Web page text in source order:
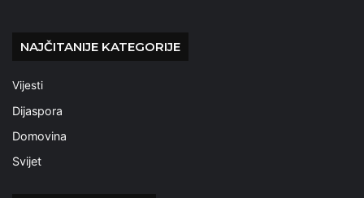
NAJČITANIJE KATEGORIJE
Vijesti
Dijaspora
Domovina
Svijet